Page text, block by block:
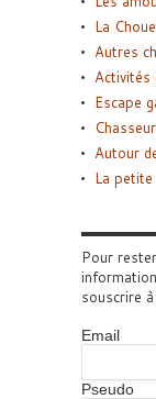
La
Autres
Activités
Escape
Autour
La petite
Pour
souscrire
Email
Pseudo